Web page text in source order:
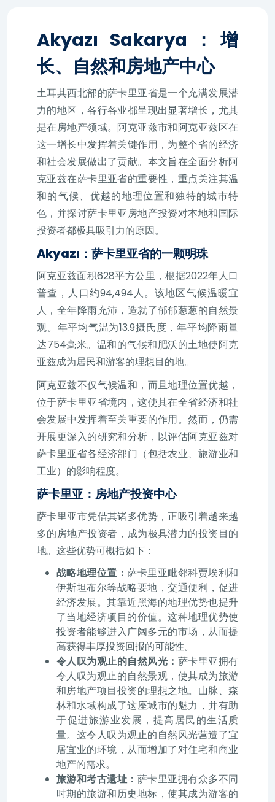
Akyazı Sakarya：增
长、自然和房地产中心
土耳其西北部的萨卡里亚省是一个充满发展潜
力的地区，各行各业都呈现出显著增长，尤其
是在房地产领域。阿克亚兹市和阿克亚兹区在
这一增长中发挥着关键作用，为整个省的经济
和社会发展做出了贡献。本文旨在全面分析阿
克亚兹在萨卡里亚省的重要性，重点关注其温
和的气候、优越的地理位置和独特的城市特
色，并探讨萨卡里亚房地产投资对本地和国际
投资者都极具吸引力的原因。
Akyazı：萨卡里亚省的一颗明珠
阿克亚兹面积628平方公里，根据2022年人口
普查，人口约94,494人。该地区气候温暖宜
人，全年降雨充沛，造就了郁郁葱葱的自然景
观。年平均气温为13.9摄氏度，年平均降雨量
达754毫米。温和的气候和肥沃的土地使阿克
亚兹成为居民和游客的理想目的地。
阿克亚兹不仅气候温和，而且地理位置优越，
位于萨卡里亚省境内，这使其在全省经济和社
会发展中发挥着至关重要的作用。然而，仍需
开展更深入的研究和分析，以评估阿克亚兹对
萨卡里亚省各经济部门（包括农业、旅游业和
工业）的影响程度。
萨卡里亚：房地产投资中心
萨卡里亚市凭借其诸多优势，正吸引着越来越
多的房地产投资者，成为极具潜力的投资目的
地。这些优势可概括如下：
战略地理位置：萨卡里亚毗邻科贾埃利和
伊斯坦布尔等战略要地，交通便利，促进
经济发展。其靠近黑海的地理优势也提升
了当地经济项目的价值。这种地理优势使
投资者能够进入广阔多元的市场，从而提
高获得丰厚投资回报的可能性。
令人叹为观止的自然风光： 萨卡里亚拥有
令人叹为观止的自然景观，使其成为旅游
和房地产项目投资的理想之地。山脉、森
林和水域构成了这座城市的魅力，并有助
于促进旅游业发展，提高居民的生活质
量。这令人叹为观止的自然风光营造了宜
居宜业的环境，从而增加了对住宅和商业
地产的需求。
旅游和考古遗址： 萨卡里亚拥有众多不同
时期的旅游和历史地标，使其成为游客的